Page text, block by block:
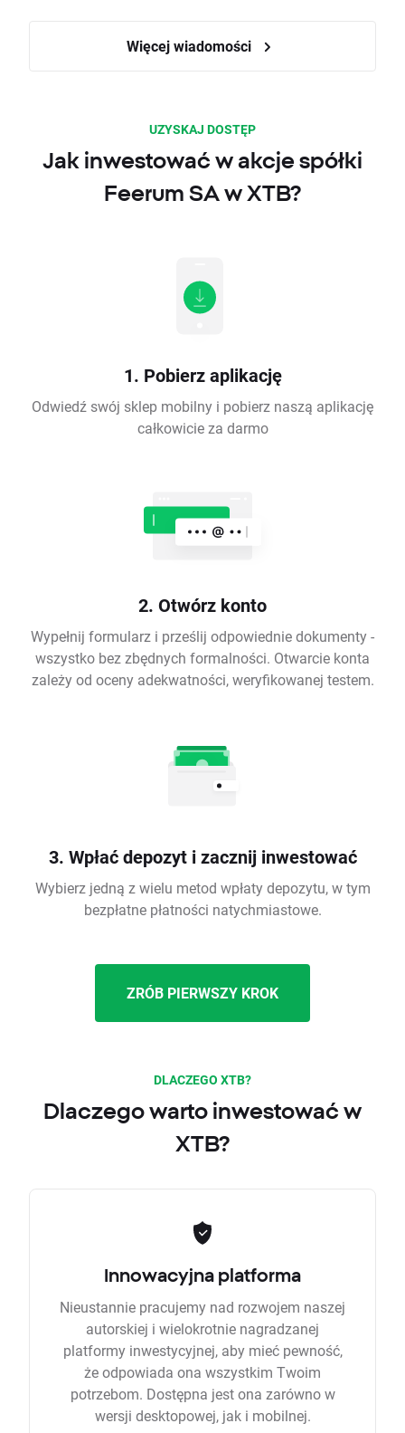
Więcej wiadomości
UZYSKAJ DOSTĘP
Jak inwestować w akcje spółki
Feerum SA w XTB?
1. Pobierz aplikację
Odwiedź swój sklep mobilny i pobierz naszą aplikację
całkowicie za darmo
2. Otwórz konto
Wypełnij formularz i prześlij odpowiednie dokumenty -
wszystko bez zbędnych formalności. Otwarcie konta
zależy od oceny adekwatności, weryfikowanej testem.
3. Wpłać depozyt i zacznij inwestować
Wybierz jedną z wielu metod wpłaty depozytu, w tym
bezpłatne płatności natychmiastowe.
ZRÓB PIERWSZY KROK
DLACZEGO XTB?
Dlaczego warto inwestować w
XTB?
Innowacyjna platforma
Nieustannie pracujemy nad rozwojem naszej
autorskiej i wielokrotnie nagradzanej
platformy inwestycyjnej, aby mieć pewność,
że odpowiada ona wszystkim Twoim
potrzebom. Dostępna jest ona zarówno w
wersji desktopowej, jak i mobilnej.